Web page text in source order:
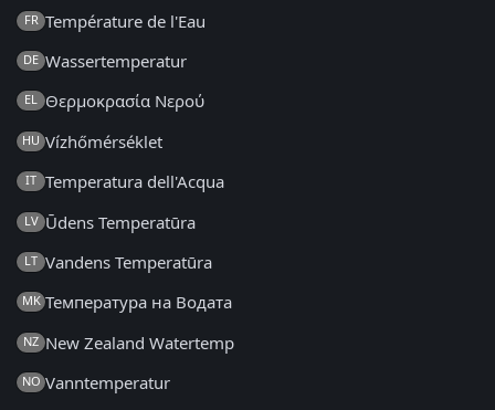
FR Température de l'Eau
DE Wassertemperatur
EL Θερμοκρασία Νερού
HU Vízhőmérséklet
IT Temperatura dell'Acqua
LV Ūdens Temperatūra
LT Vandens Temperatūra
MK Температура на Водата
NZ New Zealand Watertemp
NO Vanntemperatur